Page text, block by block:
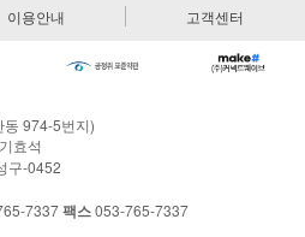
이용안내 고객센터
974-5번지)
효석
구-0452
7337팩스053-765-7337